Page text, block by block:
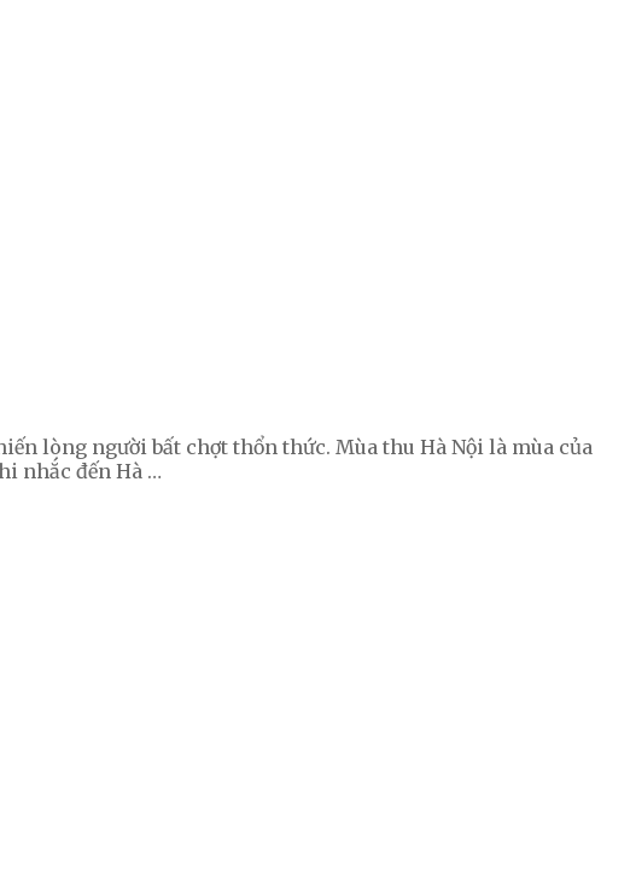
lòng người bất chợt thổn thức. Mùa thu Hà Nội là mùa của
nhắc đến Hà …